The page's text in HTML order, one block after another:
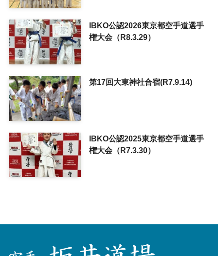
IBKO公認2026東京都空手道選手
権大会（R8.3.29）
第17回大東神社合宿(R7.9.14)
IBKO公認2025東京都空手道選手
権大会（R7.3.30）